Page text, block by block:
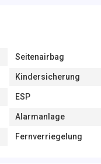
Seitenairbag
Kindersicherung
ESP
Alarmanlage
Fernverriegelung